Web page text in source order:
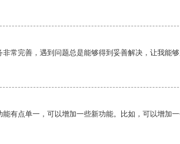
常完善，遇到问题总是能够得到妥善解决，让我能
有点单一，可以增加一些新功能。比如，可以增加